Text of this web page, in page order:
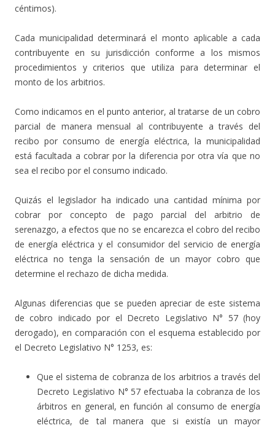
céntimos).
Cada municipalidad determinará el monto aplicable a cada
contribuyente en su jurisdicción conforme a los mismos
procedimientos y criterios que utiliza para determinar el
monto de los arbitrios.
Como indicamos en el punto anterior, al tratarse de un cobro
parcial de manera mensual al contribuyente a través del
recibo por consumo de energía eléctrica, la municipalidad
está facultada a cobrar por la diferencia por otra vía que no
sea el recibo por el consumo indicado.
Quizás el legislador ha indicado una cantidad mínima por
cobrar por concepto de pago parcial del arbitrio de
serenazgo, a efectos que no se encarezca el cobro del recibo
de energía eléctrica y el consumidor del servicio de energía
eléctrica no tenga la sensación de un mayor cobro que
determine el rechazo de dicha medida.
Algunas diferencias que se pueden apreciar de este sistema
de cobro indicado por el Decreto Legislativo N° 57 (hoy
derogado), en comparación con el esquema establecido por
el Decreto Legislativo N° 1253, es:
Que el sistema de cobranza de los arbitrios a través del
Decreto Legislativo N° 57 efectuaba la cobranza de los
árbitros en general, en función al consumo de energía
eléctrica, de tal manera que si existía un mayor